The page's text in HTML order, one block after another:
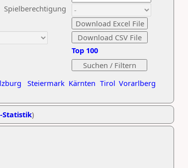
Spielberechtigung
Steiermark Kärnten Tirol Vorarlberg
Top 100
Statistik)